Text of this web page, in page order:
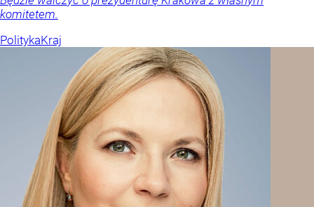
komitetem.
PolitykaKraj